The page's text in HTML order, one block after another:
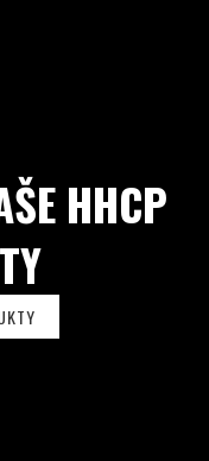
HHCP